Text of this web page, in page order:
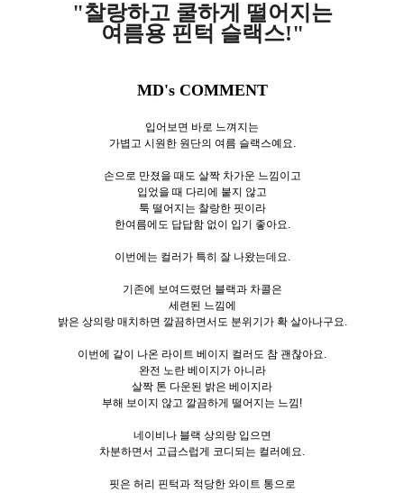
"찰랑하고 쿨하게 떨어지는
여름용 핀턱 슬랙스!"
MD's COMMENT
입어보면 바로 느껴지는
가볍고 시원한 원단의 여름 슬랙스예요.
손으로 만졌을 때도 살짝 차가운 느낌이고
입었을 때 다리에 붙지 않고
툭 떨어지는 찰랑한 핏이라
한여름에도 답답함 없이 입기 좋아요.
이번에는 컬러가 특히 잘 나왔는데요.
기존에 보여드렸던 블랙과 차콜은
세련된 느낌에
밝은 상의랑 매치하면 깔끔하면서도 분위기가 확 살아나구요.
이번에 같이 나온 라이트 베이지 컬러도 참 괜찮아요.
완전 노란 베이지가 아니라
살짝 톤 다운된 밝은 베이지라
부해 보이지 않고 깔끔하게 떨어지는 느낌!
네이비나 블랙 상의랑 입으면
차분하면서 고급스럽게 코디되는 컬러예요.
핏은 허리 핀턱과 적당한 와이트 통으로